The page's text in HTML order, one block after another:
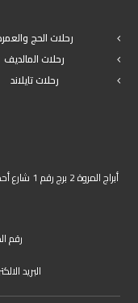
رحلات الحج
رحلات المالديف
رحلات تايلاند
أبراج
رقم
البريد